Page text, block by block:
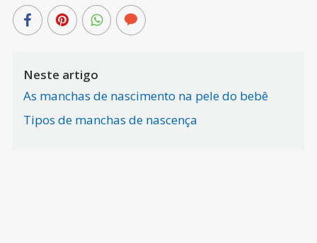
Neste artigo
As manchas de nascimento na pele do bebê
Tipos de manchas de nascença